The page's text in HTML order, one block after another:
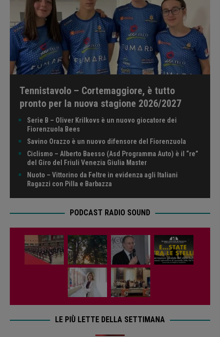
Tennistavolo – Cortemaggiore, è tutto
pronto per la nuova stagione 2026/2027
Serie B – Oliver Krilkovs è un nuovo giocatore dei
Fiorenzuola Bees
Savino Orazzo è un nuovo difensore del Fiorenzuola
Ciclismo – Alberto Baesso (Asd Programma Auto) è il “re”
del Giro del Friuli Venezia Giulia Master
Nuoto – Vittorino da Feltre in evidenza agli Italiani
Ragazzi con Pilla e Barbazza
PODCAST RADIO SOUND
LE PIÙ LETTE DELLA SETTIMANA